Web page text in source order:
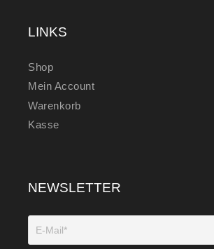
LINKS
Shop
Mein Account
Warenkorb
Kasse
NEWSLETTER